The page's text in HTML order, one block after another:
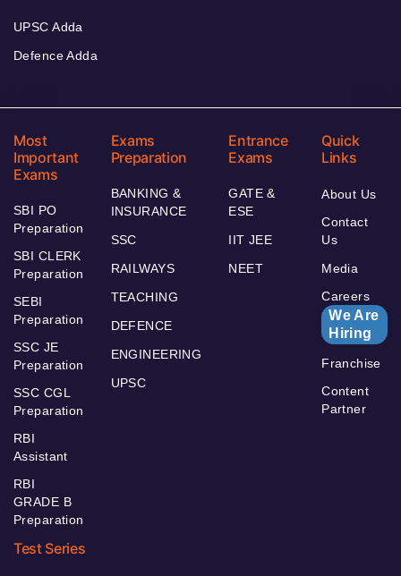
UPSC Adda
Defence Adda
Most
Important
Exams
SBI PO
Preparation
SBI CLERK
Preparation
SEBI
Preparation
SSC JE
Preparation
SSC CGL
Preparation
RBI
Assistant
RBI
GRADE B
Preparation
Exams
Preparation
BANKING &
INSURANCE
SSC
RAILWAYS
TEACHING
DEFENCE
ENGINEERING
UPSC
Entrance
Exams
GATE &
ESE
IIT JEE
NEET
Quick
Links
About Us
Contact
Us
Media
Careers
We Are
Hiring
Franchise
Content
Partner
Test Series